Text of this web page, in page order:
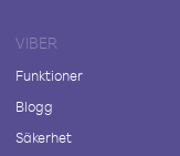
VIBER
Funktioner
Blogg
Säkerhet